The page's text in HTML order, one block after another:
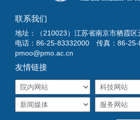
联系我们
地址：（210023）江苏省南京市栖霞区
电话：86-25-83332000 传真：86-
pmoo@pmo.ac.cn
友情链接